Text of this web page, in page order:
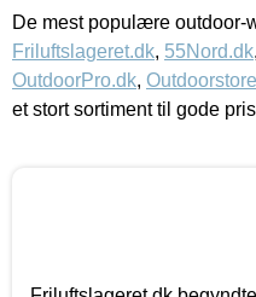
De mest populære outdoor-
Friluftslageret.dk, 55Nord.dk,
OutdoorPro.dk,
et stort sortiment til gode